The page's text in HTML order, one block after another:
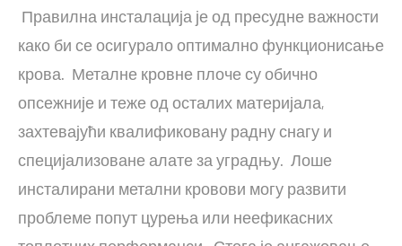
Правилна инсталација је од пресудне важности
како би се осигурало оптимално функционисање
крова. Металне кровне плоче су обично
опсежније и теже од осталих материјала,
захтевајући квалификовану радну снагу и
специјализоване алате за уградњу. Лоше
инсталирани метални кровови могу развити
проблеме попут цурења или неефикасних